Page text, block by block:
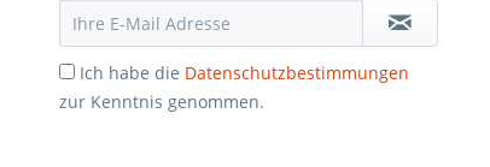
Ich habe die Datenschutzbestimmungen
zur Kenntnis genommen.